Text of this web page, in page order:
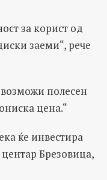
за корист од
заеми“, рече
полесен
цена.“
ќе инвестира
Брезовица,